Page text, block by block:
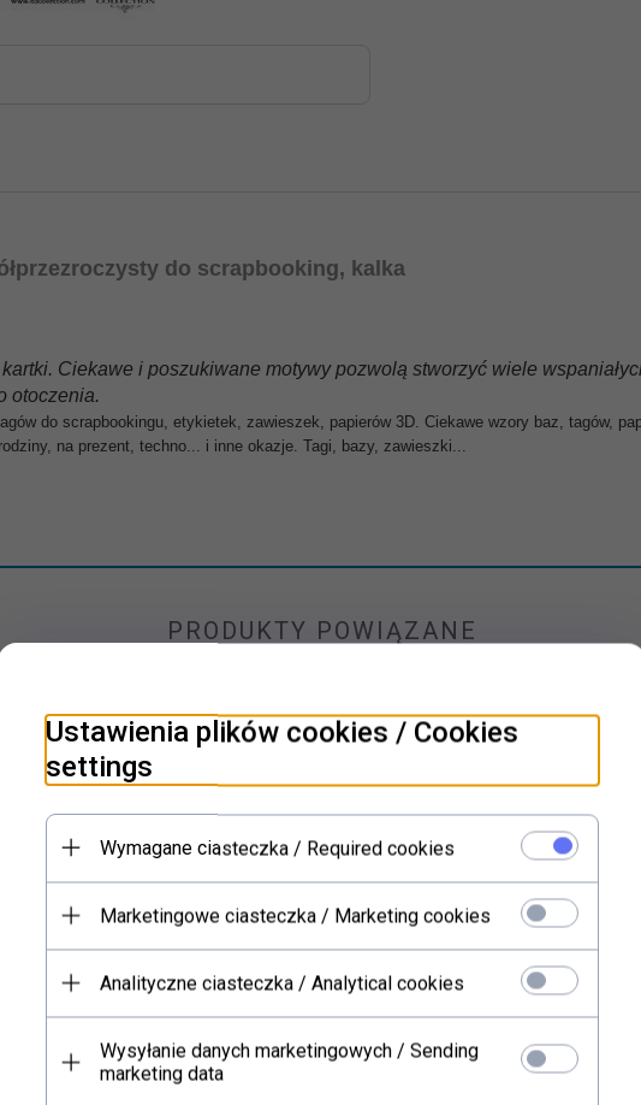
do scrapbooking, kalka
Ciekawe i poszukiwane motywy pozwolą stworzyć wiele
otoczenia.
do scrapbookingu, etykietek, zawieszek, papierów 3D. Ciekawe wzory baz, tagów,
na prezent, techno... i inne okazje. Tagi, bazy, zawieszki...
PRODUKTY POWIĄZANE
Ustawienia plików cookies / Cookies
settings
Wymagane ciasteczka / Required cookies
Marketingowe ciasteczka / Marketing cookies
Analityczne ciasteczka / Analytical cookies
Wysyłanie danych marketingowych / Sending
marketing data